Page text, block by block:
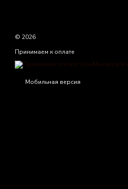
© 2026
Принимаем к оплате
Мобильная версия